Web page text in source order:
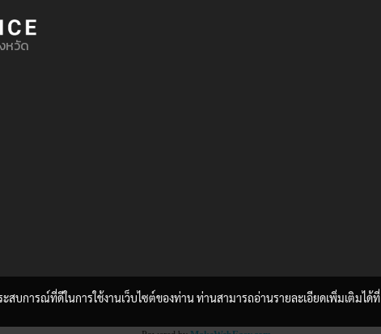
making this the first true
on the Internet. It uses a
of over 200 Latin words.
หวัด
บการณ์ที่ดีในการใช้งานเว็บไซต์ของท่าน ท่านสามารถอ่านรายละเอียดเพิ่มเติมได้ที่